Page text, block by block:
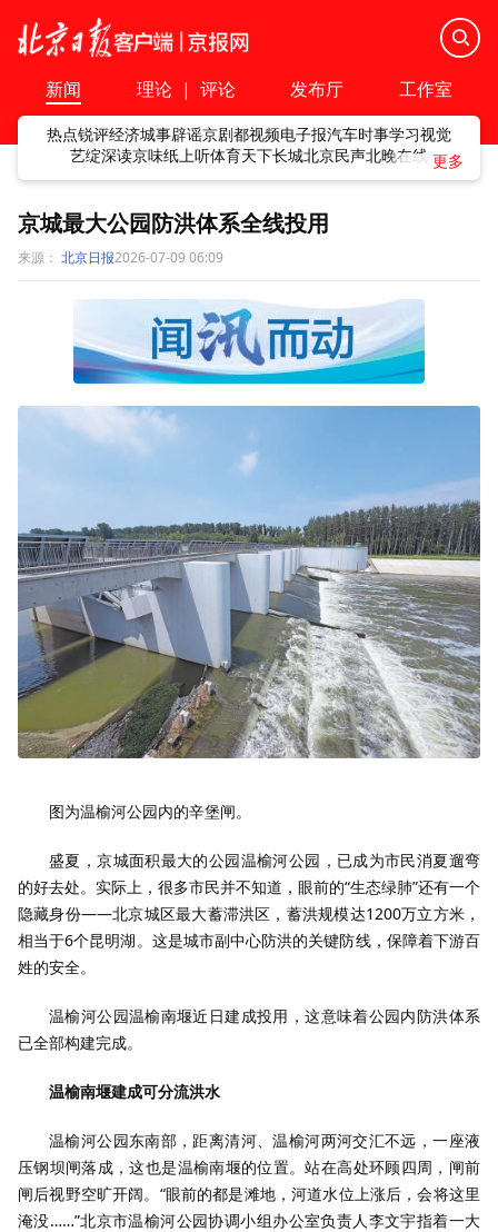
新闻 理论 | 评论 发布厅 工作室
热点锐评经济城事辟谣京剧都视频电子报汽车时事学习视觉
艺绽深读京味纸上听体育天下长城北京民声北晚在线
京城最大公园防洪体系全线投用
来源： 北京日报2026-07-09 06:09
图为温榆河公园内的辛堡闸。
盛夏，京城面积最大的公园温榆河公园，已成为市民消夏遛弯
的好去处。实际上，很多市民并不知道，眼前的“生态绿肺”还有一个
隐藏身份——北京城区最大蓄滞洪区，蓄洪规模达1200万立方米，
相当于6个昆明湖。这是城市副中心防洪的关键防线，保障着下游百
姓的安全。
温榆河公园温榆南堰近日建成投用，这意味着公园内防洪体系
已全部构建完成。
温榆南堰建成可分流洪水
温榆河公园东南部，距离清河、温榆河两河交汇不远，一座液
压钢坝闸落成，这也是温榆南堰的位置。站在高处环顾四周，闸前
闸后视野空旷开阔。“眼前的都是滩地，河道水位上涨后，会将这里
淹没……”北京市温榆河公园协调小组办公室负责人李文宇指着一大